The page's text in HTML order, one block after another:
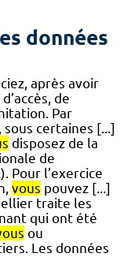
données
après avoir
de
Par
sous certaines [...]
disposez de la
de
Pour l’exercice
vous pouvez [...]
traite les
qui ont été
ou
Les données